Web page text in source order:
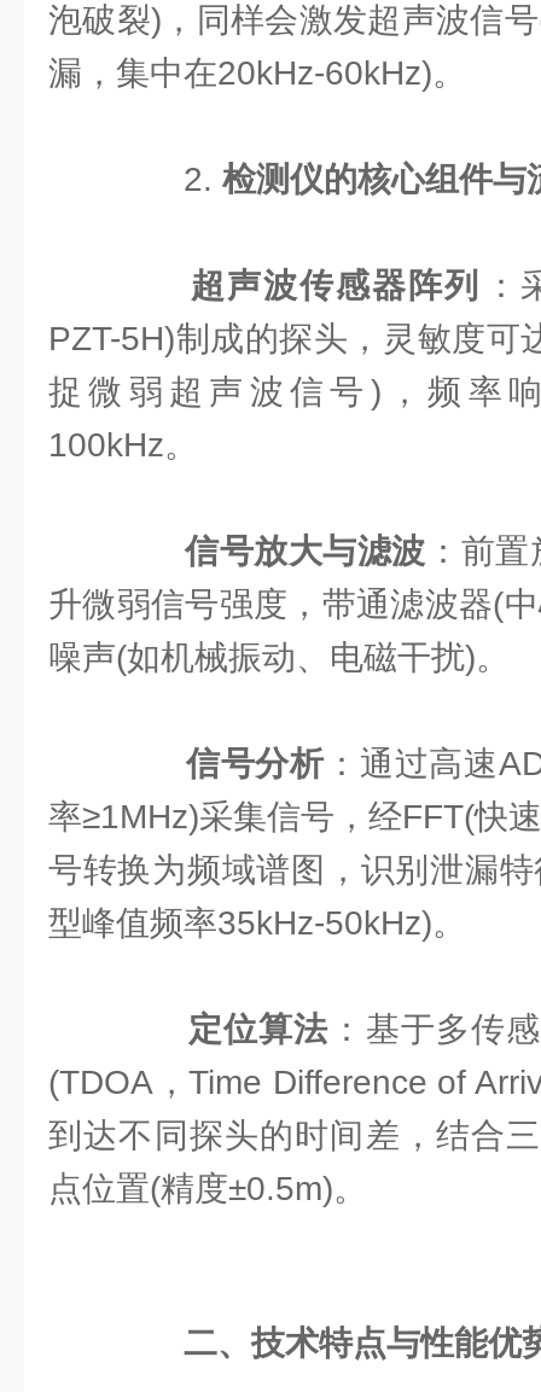
泡破裂)，同样会激发超声波信
漏，集中在20kHz-60kHz)。
2. ​ 检测仪的核心组件与
​超声波传感器阵列​
：
PZT-5H)制成的探头，灵敏度可
捉微弱超声波信号)，频率
100kHz。
​​信号放大与滤波​ ：前
升微弱信号强度，带通滤波器(
噪声(如机械振动、电磁干扰)。
​​信号分析​：通过高速
率≥1MHz)采集信号，经FFT(快
号转换为频域谱图，识别泄漏
型峰值频率35kHz-50kHz)。
​定位算法​ ：基于多传
(TDOA，Time Difference of
到达不同探头的时间差，结合
点位置(精度±0.5m)。
二、技术特点与性能优